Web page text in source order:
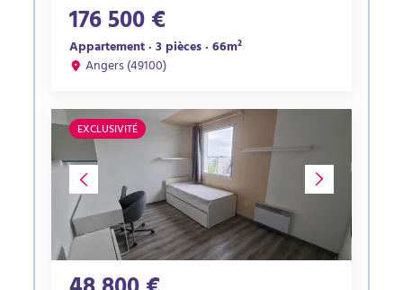
176 500 €
Appartement · 3 pièces · 66m²
Angers (49100)
EXCLUSIVITÉ